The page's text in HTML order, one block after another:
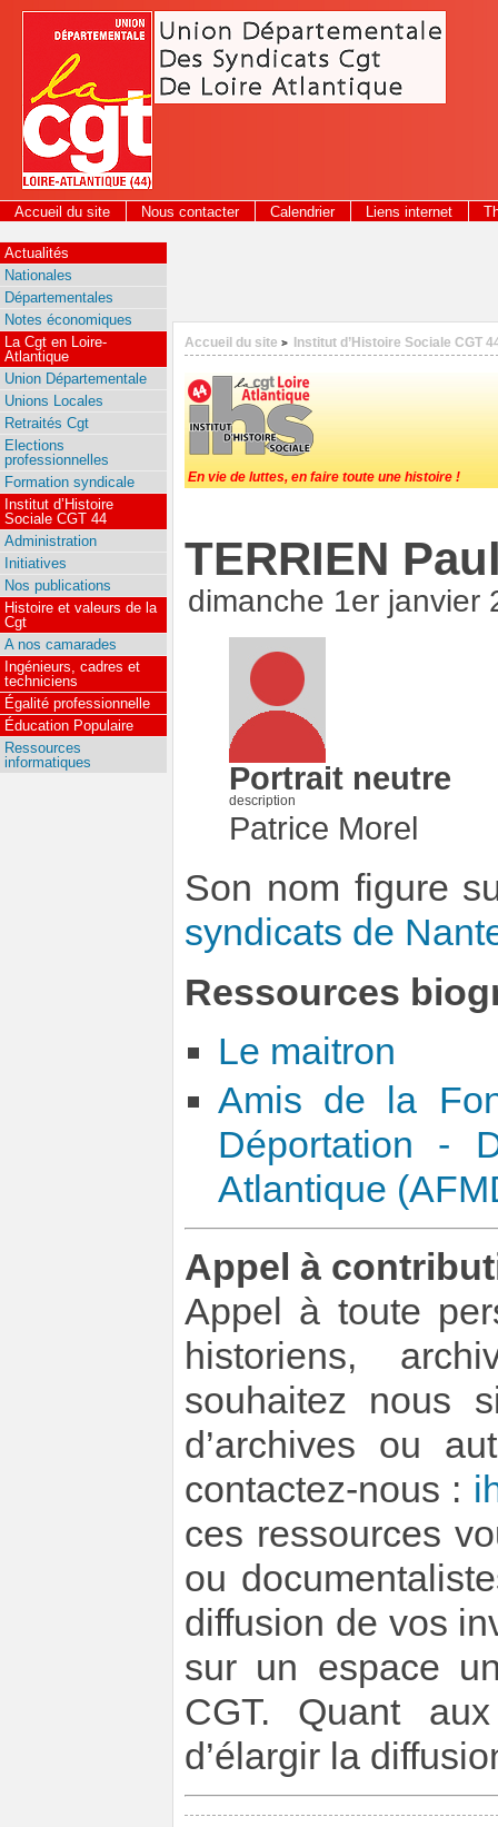
Panneau de gestion des cookies
Accueil du site Nous contacter Calendrier Liens internet
2026
Accueil du site > Institut d’Histoire Sociale CGT
En vie de luttes, en faire toute une histoire !
TERRIEN
dimanche 1er janvier
Portrait neutre
description
Patrice Morel
Son nom figure
syndicats de
Ressources
Le maitron
Amis de la
Déportation -
Atlantique
Appel à
Appel à toute
historiens,
souhaitez nous
d’archives ou
contactez-nous :
ces ressources
ou
diffusion de vos
sur un espace
CGT. Quant
d’élargir la
Actualités
Nationales
Départementales
Notes économiques
La Cgt en Loire-
Atlantique
Union Départementale
Unions Locales
Retraités Cgt
Elections
professionnelles
Formation syndicale
Institut d’Histoire
Sociale CGT 44
Administration
Initiatives
Nos publications
Histoire et valeurs de la
Cgt
A nos camarades
Ingénieurs, cadres et
techniciens
Égalité professionnelle
Éducation Populaire
Ressources
informatiques